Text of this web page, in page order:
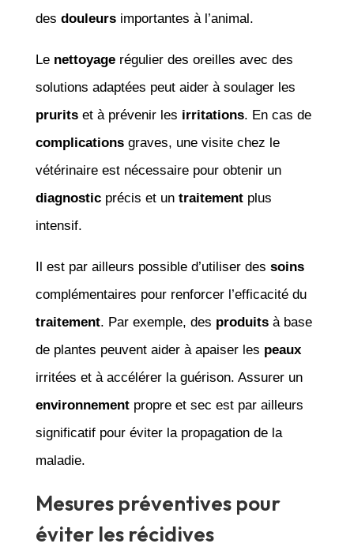
des douleursimportantes à l’animal.
Le nettoyagerégulier des oreilles avec des
solutions adaptées peut aider à soulager les
pruritset à prévenir les irritations. En cas de
complicationsgraves, une visite chez le
vétérinaire est nécessaire pour obtenir un
diagnosticprécis et un traitementplus
intensif.
Il est par ailleurs possible d’utiliser des soins
complémentaires pour renforcer l’efficacité du
traitement. Par exemple, des produitsà base
de plantes peuvent aider à apaiser les peaux
irritées et à accélérer la guérison. Assurer un
environnementpropre et sec est par ailleurs
significatif pour éviter la propagation de la
maladie.
Mesures préventives pour
éviter les récidives